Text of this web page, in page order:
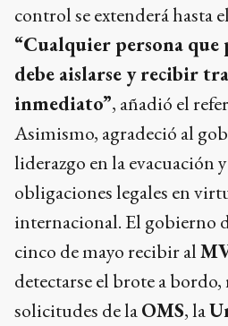
control se extenderá hasta
“Cualquier persona que
debe aislarse y recibir
inmediato”, añadió el
Asimismo, agradeció al
liderazgo en la evacuación
obligaciones legales en
internacional. El gobierno
cinco de mayo recibir al
detectarse el brote a
solicitudes de laOMS, la